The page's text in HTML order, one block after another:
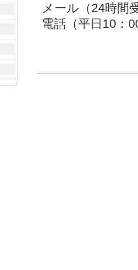
メール（24時間
電話（平日10：